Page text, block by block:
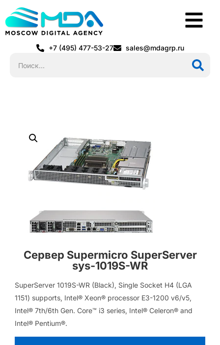
+7 (495) 477-53-27 sales@mdagrp.ru
Сервер Supermicro SuperServer
sys-1019S-WR
SuperServer 1019S-WR (Black), Single Socket H4 (LGA
1151) supports, Intel® Xeon® processor E3-1200 v6/v5,
Intel® 7th/6th Gen. Core™ i3 series, Intel® Celeron® and
Intel® Pentium®.